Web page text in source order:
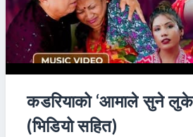
कडरियाको ‘आमाले सुने
(भिडियो सहित)